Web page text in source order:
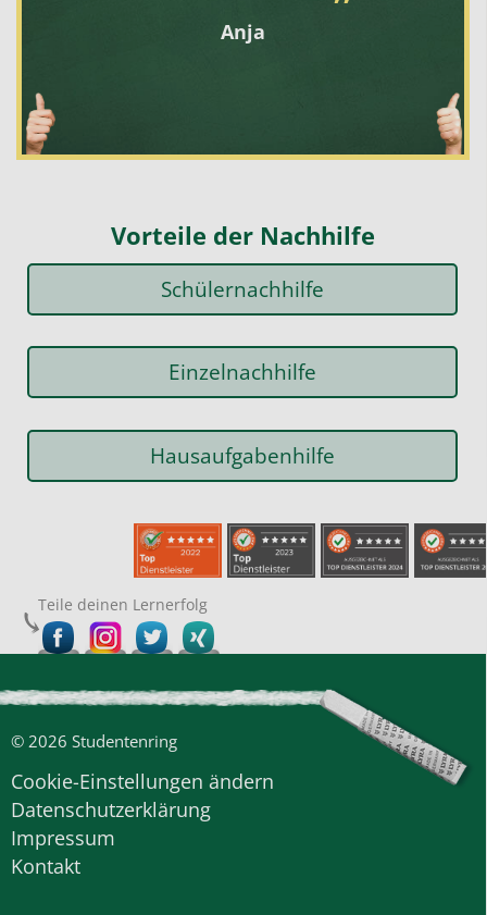
Anja
Vorteile der Nachhilfe
Schülernachhilfe
Einzelnachhilfe
Hausaufgabenhilfe
Teile deinen Lernerfolg
© 2026 Studentenring
Cookie-Einstellungen ändern
Datenschutzerklärung
Impressum
Kontakt